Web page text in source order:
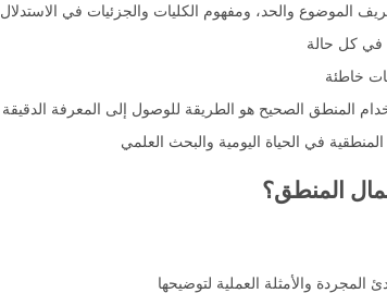
الموضوع والحد، ومفهوم الكليات والجزئيات في الاستدلال
في كل حالة
خاطئة
المنطق الصحيح هو الطريقة للوصول إلى المعرفة الدقيقة
في الحياة اليومية والبحث العلمي
المنطق؟
والأمثلة العملية لتوضيحها